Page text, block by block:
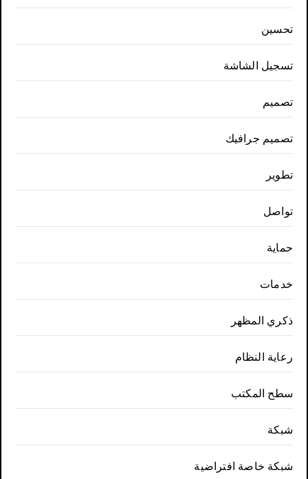
تحسين
تسجيل الشاشة
تصميم
تصميم جرافيك
تطوير
تواصل
حماية
خدمات
ذكري المظهر
رعاية النظام
سطح المكتب
شبكة
شبكة خاصة افتراضية